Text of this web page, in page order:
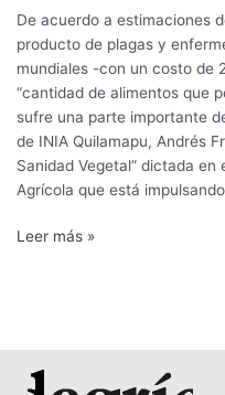
De acuerdo a estimaciones
producto de plagas y
mundiales -con un costo de
“cantidad de alimentos que
sufre una parte importante
de INIA Quilamapu, Andrés
Sanidad Vegetal” dictada
Agrícola que está
vegetales
para
aumentar
alimentación
humana
Leer más »